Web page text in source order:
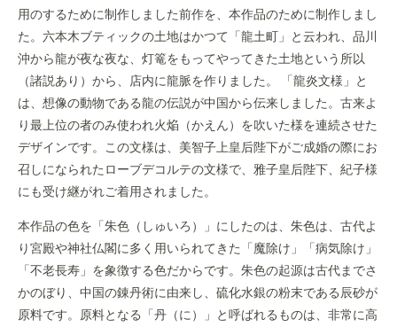
用のするために制作しました前作を、本作品のために制作しまし
た。六本木ブティックの土地はかつて「龍土町」と云われ、品川
沖から龍が夜な夜な、灯篭をもってやってきた土地という所以
（諸説あり）から、店内に龍脈を作りました。 「龍炎文様」と
は、想像の動物である龍の伝説が中国から伝来しました。古来よ
り最上位の者のみ使われ火焔（かえん）を吹いた様を連続させた
デザインです。この文様は、美智子上皇后陛下がご成婚の際にお
召しになられたローブデコルテの文様で、雅子皇后陛下、紀子様
にも受け継がれご着用されました。
本作品の色を「朱色（しゅいろ）」にしたのは、朱色は、古代よ
り宮殿や神社仏閣に多く用いられてきた「魔除け」「病気除け」
「不老長寿」を象徴する色だからです。朱色の起源は古代までさ
かのぼり、中国の錬丹術に由来し、硫化水銀の粉末である辰砂が
原料です。原料となる「丹（に）」と呼ばれるものは、非常に高